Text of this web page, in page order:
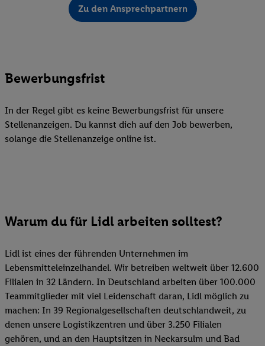
Zu den Ansprechpartnern
Bewerbungsfrist
In der Regel gibt es keine Bewerbungsfrist für unsere
Stellenanzeigen. Du kannst dich auf den Job bewerben,
solange die Stellenanzeige online ist.
Warum du für Lidl arbeiten solltest?
Lidl ist eines der führenden Unternehmen im
Lebensmitteleinzelhandel. Wir betreiben weltweit über 12.600
Filialen in 32 Ländern. In Deutschland arbeiten über 100.000
Teammitglieder mit viel Leidenschaft daran, Lidl möglich zu
machen: In 39 Regionalgesellschaften deutschlandweit, zu
denen unsere Logistikzentren und über 3.250 Filialen
gehören, und an den Hauptsitzen in Neckarsulm und Bad